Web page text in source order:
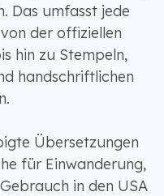
Das umfasst jede
der offiziellen
hin zu Stempeln,
handschriftlichen
Übersetzungen
für Einwanderung,
in den USA